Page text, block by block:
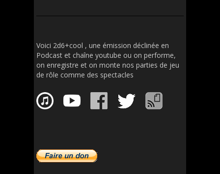
Voici 2d6+cool , une émission déclinée en
Podcast et chaîne youtube ou on performe,
on enregistre et on monte nos parties de jeu
de rôle comme des spectacles